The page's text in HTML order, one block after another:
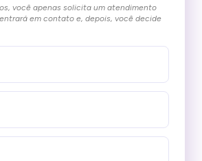
você apenas solicita um atendimento
em contato e, depois, você decide